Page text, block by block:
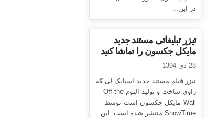
در این...
تیزر تبلیغاتی مستند جدید
مایکل جکسون را تماشا کنید
28 دی 1394
تیزر فیلم مستند جدید اسپایک لی که
راوی ساخت و تولید آلبوم Off the
Wall مایکل جکسون است توسط
ShowTime منتشر شده است. این